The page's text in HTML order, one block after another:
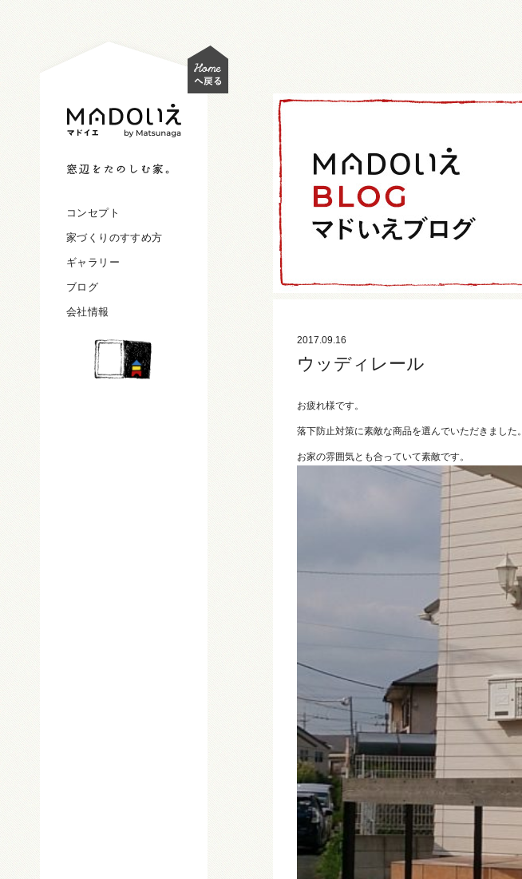
コンセプト
家づくりのすすめ方
ギャラリー
ブログ
会社情報
2017.09.16
ウッディレール
お疲れ様です。
落下防止対策に素敵な商品を選んでいただきました。
お家の雰囲気とも合っていて素敵です。